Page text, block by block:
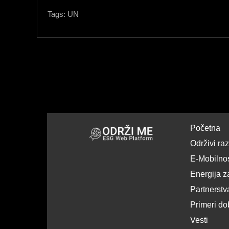
Tags: UN
Početna
Održivi
E-
Energija
Primeri
Vesti